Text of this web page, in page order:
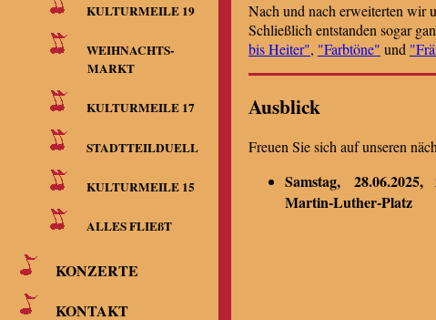
KULTURMEILE 19
WEIHNACHTS-
MARKT
KULTURMEILE 17
STADTTEILDUELL
KULTURMEILE 15
ALLES FLIEßT
KONZERTE
KONTAKT
Nach und nach erweiterten wir
Schließlich entstanden sogar
bis Heiter", "Farbtöne" und
Ausblick
Freuen Sie sich auf unseren
Samstag, 28.06.2025,
Martin-Luther-Platz